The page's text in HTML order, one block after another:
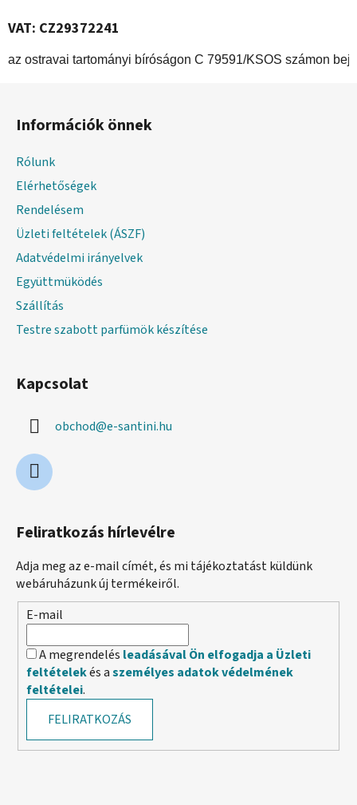
VAT: CZ29372241
az ostravai tartományi bíróságon C 79591/KSOS számon
Információk önnek
Rólunk
Elérhetőségek
Rendelésem
Üzleti feltételek (ÁSZF)
Adatvédelmi irányelvek
Együttmüködés
Szállítás
Testre szabott parfümök készítése
Kapcsolat
obchod@e-santini.hu
Feliratkozás hírlevélre
Adja meg az e-mail címét, és mi tájékoztatást küldünk
webáruházunk új termékeiről.
E-mail
A megrendelés leadásával Ön elfogadja a Üzleti
feltételekés aszemélyes adatok védelmének
feltételei.
FELIRATKOZÁS